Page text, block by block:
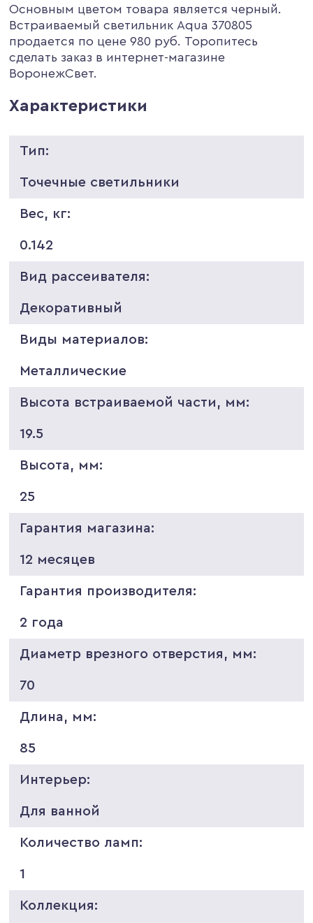
Основным цветом товара является черный.
Встраиваемый светильник Aqua 370805
продается по цене 980 руб. Торопитесь
сделать заказ в интернет-магазине
ВоронежСвет.
Характеристики
Тип:
Точечные светильники
Вес, кг:
0.142
Вид рассеивателя:
Декоративный
Виды материалов:
Металлические
Высота встраиваемой части, мм:
19.5
Высота, мм:
25
Гарантия магазина:
12 месяцев
Гарантия производителя:
2 года
Диаметр врезного отверстия, мм:
70
Длина, мм:
85
Интерьер:
Для ванной
Количество ламп:
1
Коллекция: